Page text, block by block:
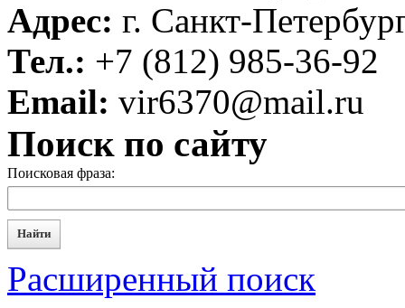
Адрес: г. Санкт-
Тел.: +7 (812) 985-36-92
Email: vir6370@mail.ru
Поиск по сайту
Поисковая фраза:
Найти
Расширенный поиск